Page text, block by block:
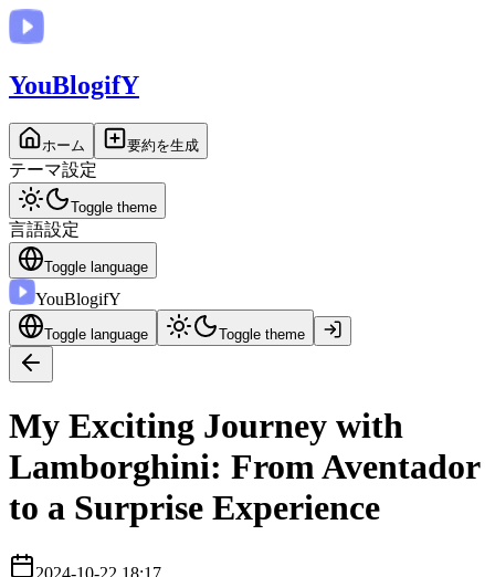
YouBlogifY
ホーム 要約を生成
テーマ設定
Toggle theme
言語設定
Toggle language
YouBlogifY
Toggle language Toggle theme
My Exciting Journey with
Lamborghini: From Aventador
to a Surprise Experience
2024-10-22 18:17